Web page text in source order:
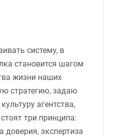
систему, в
становится шагом
жизни наших
стратегию, задаю
агентства,
три принципа:
доверия, экспертиза